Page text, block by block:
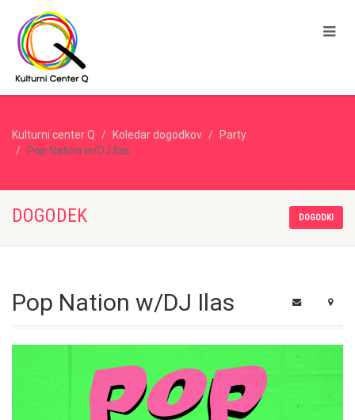
Kulturni center Q Koledar dogodkov
Party
Pop Nation w/DJ Ilas
DOGODEK DOGODKI
Pop Nation w/DJ Ilas